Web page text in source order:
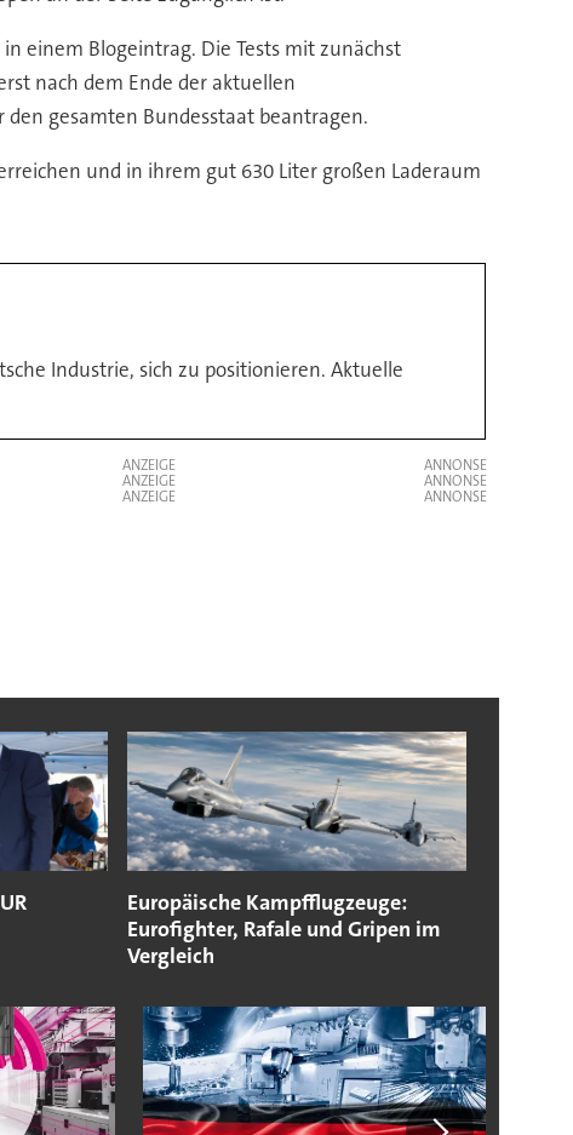
einem Blogeintrag. Die Tests mit zunächst
nach dem Ende der aktuellen
gesamten Bundesstaat beantragen.
und in ihrem gut 630 Liter großen Laderaum
Industrie, sich zu positionieren. Aktuelle
ANZEIGE
ANZEIGE
ANZEIGE
Europäische Kampfflugzeuge:
Eurofighter, Rafale und Gripen im
Vergleich